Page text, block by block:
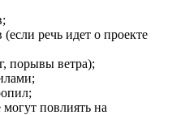
речь идет о проекте
порывы ветра);
повлиять на